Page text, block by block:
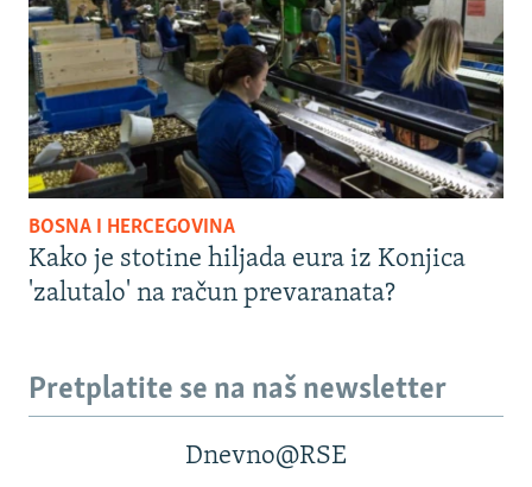
BOSNA I HERCEGOVINA
Kako je stotine hiljada eura iz Konjica
'zalutalo' na račun prevaranata?
Pretplatite se na naš newsletter
Dnevno@RSE